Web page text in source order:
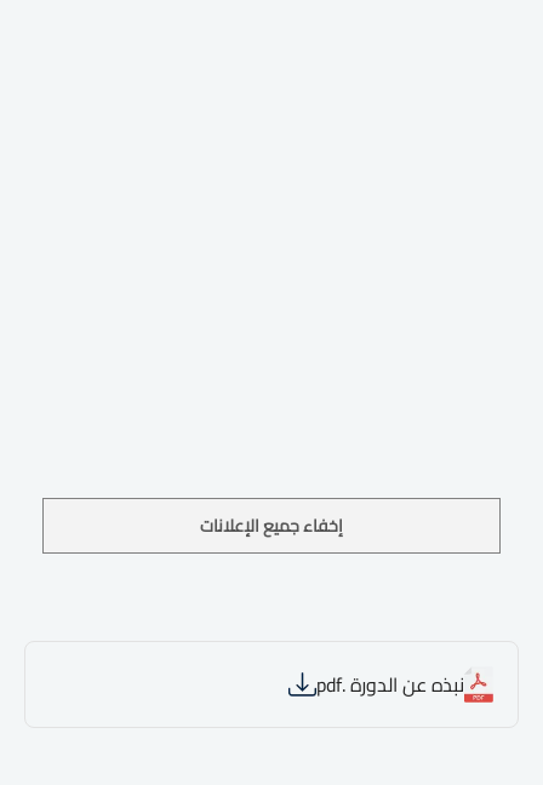
إخفاء جميع الإعلانات
نبذه عن الدورة .pdf